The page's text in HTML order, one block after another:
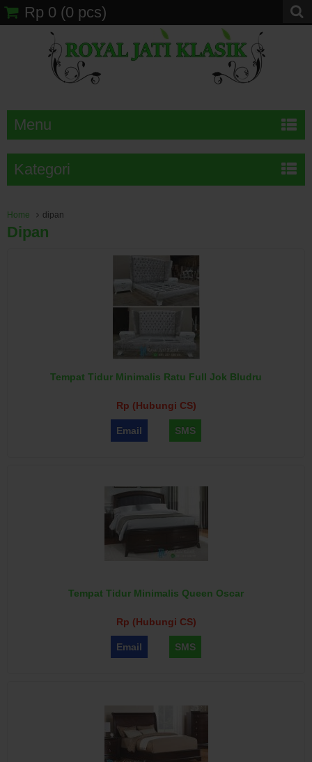
Rp 0 (0 pcs)
Menu
Kategori
Home dipan
Dipan
Tempat Tidur Minimalis Ratu Full Jok Bludru
Rp (Hubungi CS)
Email SMS
Tempat Tidur Minimalis Queen Oscar
Rp (Hubungi CS)
Email SMS